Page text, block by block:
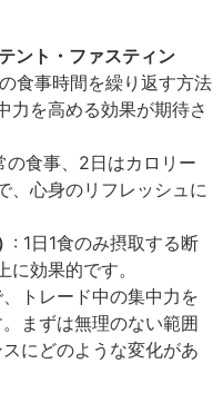
ント・ファスティン
食事時間を繰り返す方法
力を高める効果が期待さ
の食事、2日はカロリー
、心身のリフレッシュに
: 1日1食のみ摂取する断
効果的です。
トレード中の集中力を
まずは無理のない範囲
にどのような変化があ